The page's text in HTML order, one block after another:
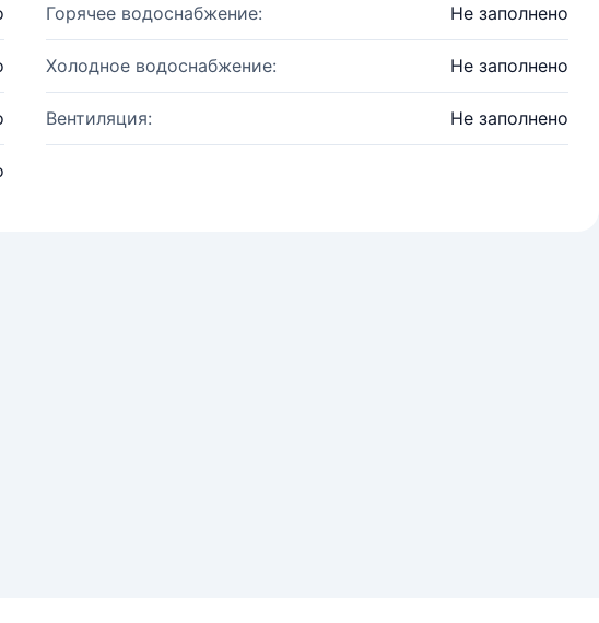
Горячее водоснабжение: Не заполнено
Холодное водоснабжение: Не заполнено
Вентиляция: Не заполнено